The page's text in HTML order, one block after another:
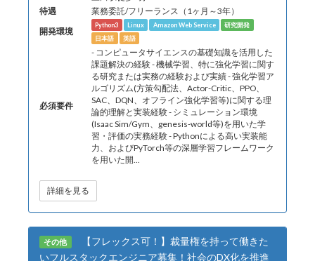
待遇
業務委託/フリーランス（1ヶ月～3年）
開発環境
Python3 Linux Amazon Web Service
研究開発
日本語
英語
必須要件
- コンピュータサイエンスの基礎知識を活用した
課題解決の経験 - 機械学習、特に強化学習に関す
る研究または実務の経験および実績 - 強化学習ア
ルゴリズム(方策勾配法、Actor-Critic、PPO、
SAC、DQN、オフライン強化学習等)に関する理
論的理解と実装経験 - シミュレーション環境
(Isaac Sim/Gym、genesis-world等)を用いた学
習・評価の実務経験 - Pythonによる高い実装能
力、およびPyTorch等の深層学習フレームワーク
を用いた開...
詳細を見る
その他
【フレックス可！】裁量権を持って働きた
いフルスタックエンジニア募集！社会のDX化を推進